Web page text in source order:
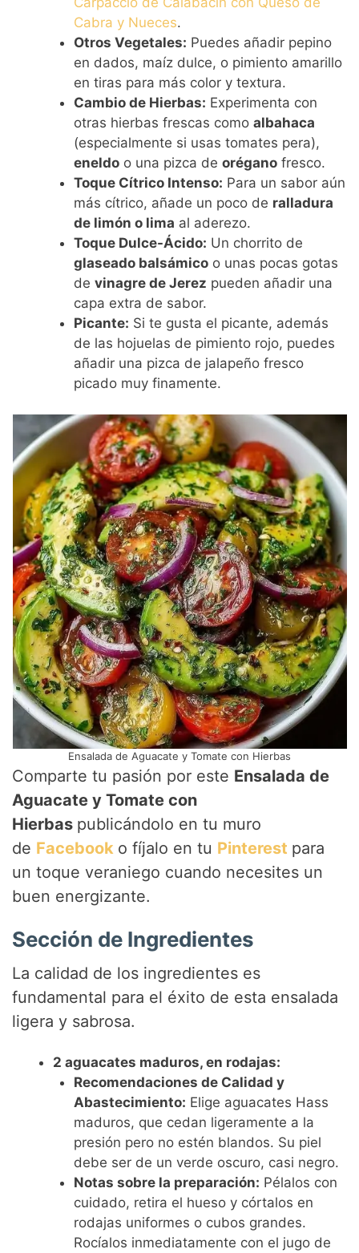
Cabra y Nueces.
Otros Vegetales: Puedes añadir pepino
en dados, maíz dulce, o pimiento amarillo
en tiras para más color y textura.
Cambio de Hierbas: Experimenta con
otras hierbas frescas como albahaca
(especialmente si usas tomates pera),
eneldoo una pizca de oréganofresco.
Toque Cítrico Intenso: Para un sabor aún
más cítrico, añade un poco de ralladura
de limón o lima al aderezo.
Toque Dulce-Ácido: Un chorrito de
glaseado balsámicoo unas pocas gotas
de vinagre de Jerez pueden añadir una
capa extra de sabor.
Picante: Si te gusta el picante, además
de las hojuelas de pimiento rojo, puedes
añadir una pizca de jalapeño fresco
picado muy finamente.
Ensalada de Aguacate y Tomate con Hierbas
Comparte tu pasión por este Ensalada de
Aguacate y Tomate con
Hierbas publicándolo en tu muro
de Facebook o fíjalo en tu Pinterest para
un toque veraniego cuando necesites un
buen energizante.
Sección de Ingredientes
La calidad de los ingredientes es
fundamental para el éxito de esta ensalada
ligera y sabrosa.
2 aguacates maduros, en rodajas:
Recomendaciones de Calidad y
Abastecimiento: Elige aguacates Hass
maduros, que cedan ligeramente a la
presión pero no estén blandos. Su piel
debe ser de un verde oscuro, casi negro.
Notas sobre la preparación: Pélalos con
cuidado, retira el hueso y córtalos en
rodajas uniformes o cubos grandes.
Rocíalos inmediatamente con el jugo de